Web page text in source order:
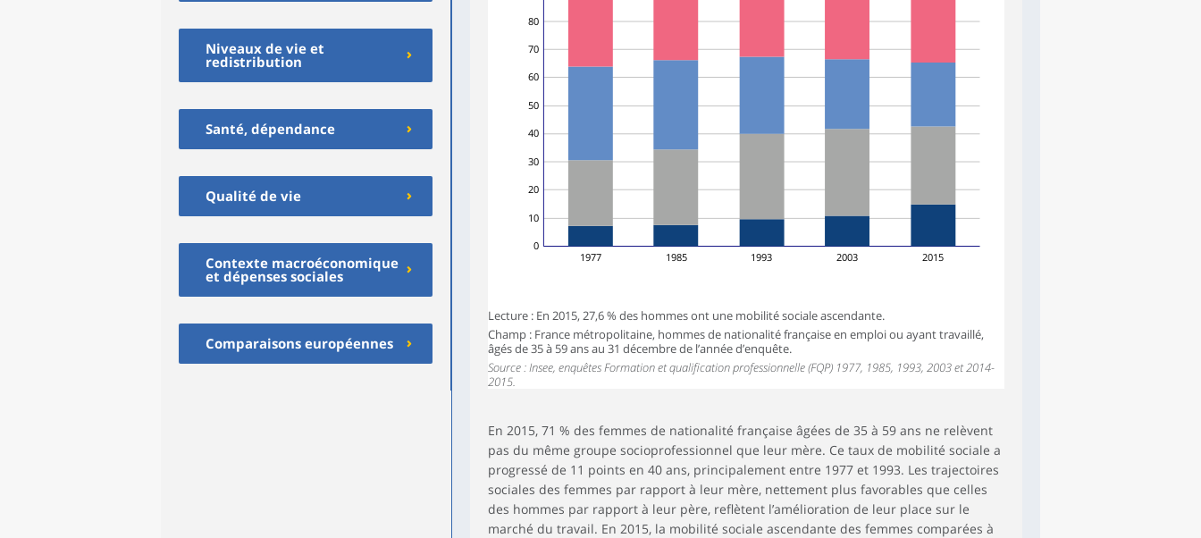
Niveaux de vie et
redistribution
Santé, dépendance
Qualité de vie
Contexte macroéconomique
et dépenses sociales
Comparaisons européennes
0
10
20
30
40
50
60
70
80
1977 1985 1993 2003 2015
Lecture : En 2015, 27,6 % des hommes ont une mobilité sociale ascendante.
Champ : France métropolitaine, hommes de nationalité française en emploi ou ayant travaillé,
âgés de 35 à 59 ans au 31 décembre de l’année d’enquête.
Source : Insee, enquêtes Formation et qualification professionnelle (FQP) 1977, 1985, 1993, 2003 et 2014-
2015.
En 2015, 71 % des femmes de nationalité française âgées de 35 à 59 ans ne relèvent
pas du même groupe socioprofessionnel que leur mère. Ce taux de mobilité sociale a
progressé de 11 points en 40 ans, principalement entre 1977 et 1993. Les trajectoires
sociales des femmes par rapport à leur mère, nettement plus favorables que celles
des hommes par rapport à leur père, reflètent l’amélioration de leur place sur le
marché du travail. En 2015, la mobilité sociale ascendante des femmes comparées à